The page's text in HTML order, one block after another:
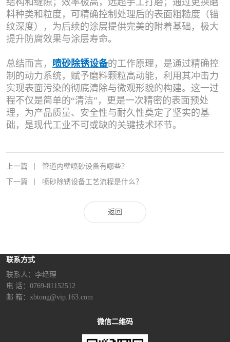
结构和缝隙；效率极高，远超手工打磨；通过更换磨
料种类和粒度，可精确控制处理后的表面粗糙度（锚
纹深度），为后续的涂层提供完美的附着基础，极大
提升防腐效果与涂层寿命。
总结而言， 喷砂除锈设备的工作原理，是通过精确控
制的动力系统，赋予磨料颗粒高动能，利用其冲击力
实现表面污染的彻底清除与微观形貌的构建。这一过
程不仅是简单的“清洁”，更是一次精密的表面预处
理，为产品质量、安全性与耐久性奠定了坚实的基
础，是现代工业不可或缺的关键技术环节。
上一篇
管道内壁喷砂设备有哪些？
下一篇
喷砂除锈设备工艺流程是什么？
返回
联系方式
联系人：李经理‬
电 话：0769-81152512
邮 箱：xbtong@vip.163.com
微信二维码